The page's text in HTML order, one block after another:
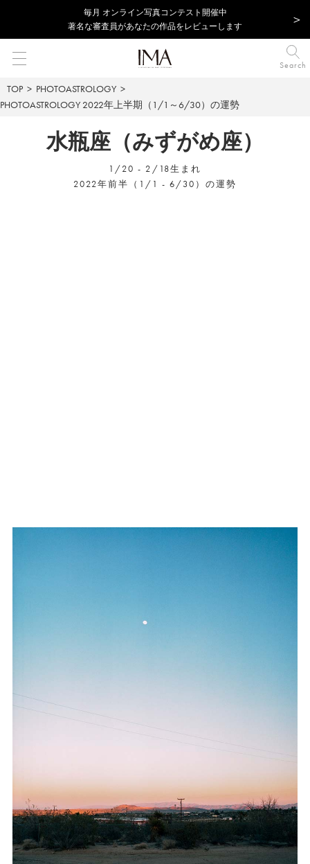
毎⽉ オンライン写真コンテスト開催中
著名な審査員があなたの作品をレビューします
Search
TOP
PHOTOASTROLOGY
PHOTOASTROLOGY 2022年上半期（1/1～6/30）の運勢
水瓶座（みずがめ座）
1/20 - 2/18生まれ
2022年前半（1/1 - 6/30）の運勢